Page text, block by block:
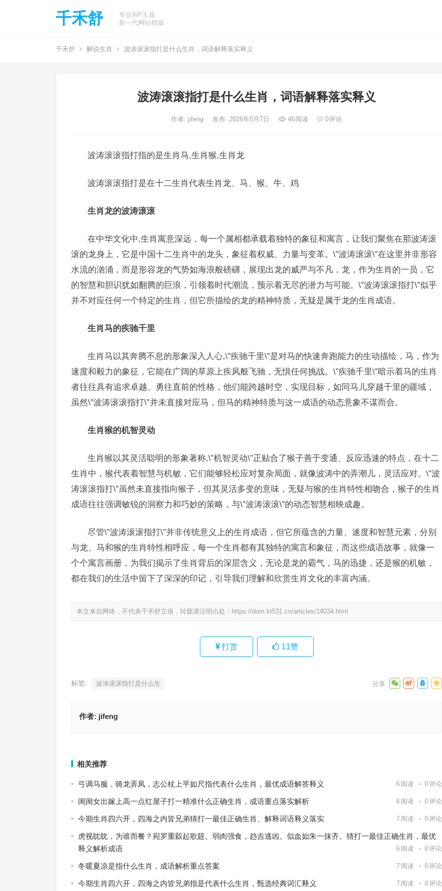
千禾舒
专业WP主题
新一代网站模版
千禾舒 解说生肖 波涛滚滚指打是什么生肖，词语解释落实释义
波涛滚滚指打是什么生肖，词语解释落实释义
作者: jifeng 发布: 2026年5月7日 46阅读 0评论
波涛滚滚指打指的是生肖马,生肖猴,生肖龙
波涛滚滚指打是在十二生肖代表生肖龙、马、猴、牛、鸡
生肖龙的波涛滚滚
在中华文化中,生肖寓意深远，每一个属相都承载着独特的象征和寓言，让我们聚焦在那波涛滚
滚的龙身上，它是中国十二生肖中的龙头，象征着权威、力量与变革。\”波涛滚滚\”在这里并非形容
水流的汹涌，而是形容龙的气势如海浪般磅礴，展现出龙的威严与不凡，龙，作为生肖的一员，它
的智慧和胆识犹如翻腾的巨浪，引领着时代潮流，预示着无尽的潜力与可能。\”波涛滚滚指打\”似乎
并不对应任何一个特定的生肖，但它所描绘的龙的精神特质，无疑是属于龙的生肖成语。
生肖马的疾驰千里
生肖马以其奔腾不息的形象深入人心,\”疾驰千里\”是对马的快速奔跑能力的生动描绘，马，作为
速度和毅力的象征，它能在广阔的草原上疾风般飞驰，无惧任何挑战。\”疾驰千里\”暗示着马的生肖
者往往具有追求卓越、勇往直前的性格，他们能跨越时空，实现目标，如同马儿穿越千里的疆域，
虽然\”波涛滚滚指打\”并未直接对应马，但马的精神特质与这一成语的动态意象不谋而合。
生肖猴的机智灵动
生肖猴以其灵活聪明的形象著称,\”机智灵动\”正贴合了猴子善于变通、反应迅速的特点，在十二
生肖中，猴代表着智慧与机敏，它们能够轻松应对复杂局面，就像波涛中的弄潮儿，灵活应对。\”波
涛滚滚指打\”虽然未直接指向猴子，但其灵活多变的意味，无疑与猴的生肖特性相吻合，猴子的生肖
成语往往强调敏锐的洞察力和巧妙的策略，与\”波涛滚滚\”的动态智慧相映成趣。
尽管\”波涛滚滚指打\”并非传统意义上的生肖成语，但它所蕴含的力量、速度和智慧元素，分别
与龙、马和猴的生肖特性相呼应，每一个生肖都有其独特的寓言和象征，而这些成语故事，就像一
个个寓言画册，为我们揭示了生肖背后的深层含义，无论是龙的霸气，马的迅捷，还是猴的机敏，
都在我们的生活中留下了深深的印记，引导我们理解和欣赏生肖文化的丰富内涵。
本文来自网络，不代表千禾舒立场，转载请注明出处： https://dom.kt531.cn/articles/14034.html
打赏 11赞
标签: 波涛滚滚指打是什么生
作者: jifeng
相关推荐
弓调马服，骑龙弄凤，志公杖上平如尺指代表什么生肖，最优成语解答释义 6 阅读 0评论
闺闺女出嫁上高一点红屋子打一精准什么正确生肖，成语重点落实解析 6 阅读 0评论
今期生肖四六开，四海之内皆兄弟猜打一最佳正确生肖、解释词语释义落实 7 阅读 0评论
虎视眈眈，为谁而餐？宛罗重縠起歌筵。弱肉强食，趋吉逃凶。似血如朱一抹齐。猜打一最佳正确生肖，最优
释义解析成语
6 阅读 0评论
冬暖夏凉是指什么生肖，成语解析重点答案 7 阅读 0评论
今期生肖四六开，四海之内皆兄弟指是代表什么生肖，甄选经典词汇释义 7 阅读 0评论